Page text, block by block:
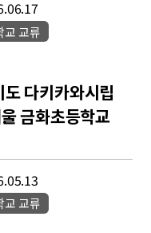
교 교류
다키카와시립
금화초등학교
교 교류